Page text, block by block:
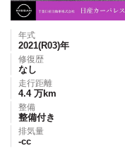
年式
2021(R03)年
修復歴
なし
走行距離
4.4 万km
整備
整備付き
排気量
-cc